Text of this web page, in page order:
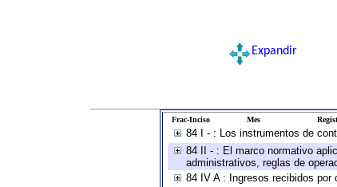
Expandir
Frac-Inciso Mes
84 I - : Los instrumentos de
84 II - : El marco normativo
administrativos, reglas de
84 IV A : Ingresos recibidos por